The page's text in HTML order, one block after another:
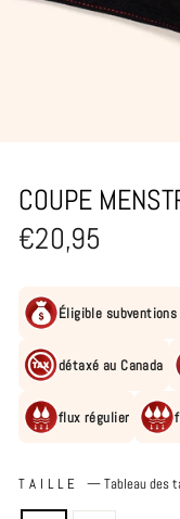
COUPE
Prix
régulier
€20,95
Éligible
détaxé au Canada
flux régulier
TAILLE —Tableau des